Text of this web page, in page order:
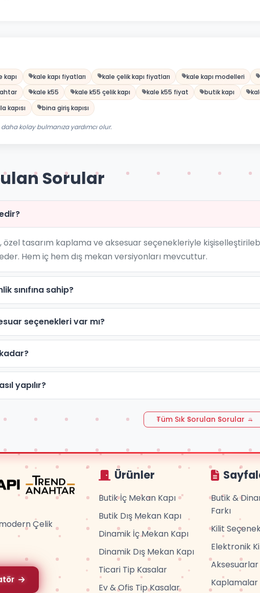
kapı kale kapı fiyatları kale çelik kapı fiyatları kale kapı modelleri
kale k55 kale k55 çelik kapı kale k55 fiyat butik kapı
kapısı bina giriş kapısı
kolay bulmanıza yardımcı olur.
Sorular
özel tasarım kaplama ve aksesuar seçenekleriyle
Hem iç hem dış mekan versiyonları mevcuttur.
sınıfına sahip?
seçenekleri var mı?
yapılır?
Tüm Sık Sorulan Sorular →
Çelik
Ürünler
Butik İç Mekan Kapı
Butik Dış Mekan Kapı
Dinamik İç Mekan Kapı
Dinamik Dış Mekan Kapı
Ticari Tip Kasalar
Ev & Ofis Tip Kasalar
Butik &
Farkı
Kilit
Elektronik
Aksesuarlar
Kaplamalar